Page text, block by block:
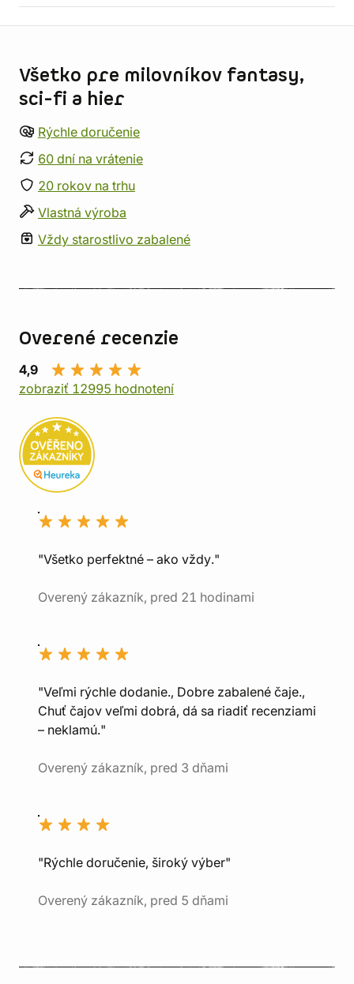
Všetko pre milovníkov fantasy,
sci-fi a hier
Rýchle doručenie
60 dní na vrátenie
20 rokov na trhu
Vlastná výroba
Vždy starostlivo zabalené
Overené recenzie
4,9
zobraziť 12995 hodnotení
"Všetko perfektné – ako vždy."
Overený zákazník, pred 21 hodinami
"Veľmi rýchle dodanie., Dobre zabalené čaje.,
Chuť čajov veľmi dobrá, dá sa riadiť recenziami
– neklamú."
Overený zákazník, pred 3 dňami
"Rýchle doručenie, široký výber"
Overený zákazník, pred 5 dňami